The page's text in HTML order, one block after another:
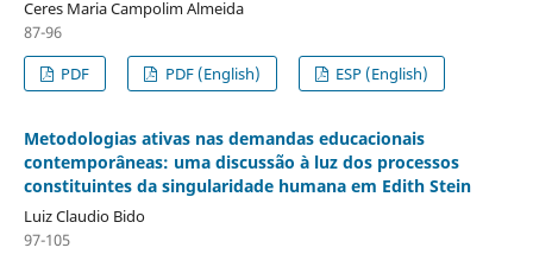
Ceres Maria Campolim Almeida
87-96
PDF
PDF (English) ESP (English)
Metodologias ativas nas demandas educacionais
contemporâneas: uma discussão à luz dos processos
constituintes da singularidade humana em Edith Stein
Luiz Claudio Bido
97-105